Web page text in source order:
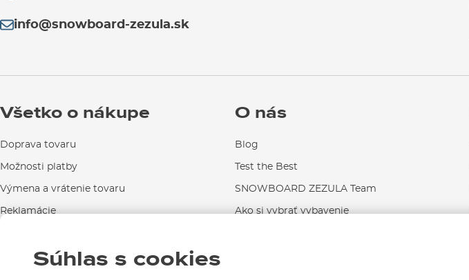
info@snowboard-zezula.sk
Všetko o nákupe
Doprava tovaru
Možnosti platby
Výmena a vrátenie tovaru
Reklamácie
Kontakty
O nás
Blog
Test the Best
SNOWBOARD ZEZULA Team
Ako si vybrať vybavenie
Súhlas s cookies